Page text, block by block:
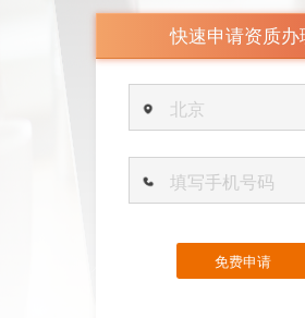
快速申请资质办